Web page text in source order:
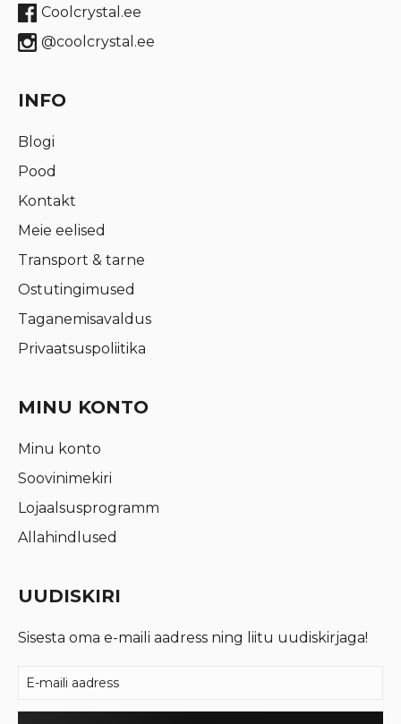
Coolcrystal.ee
@coolcrystal.ee
INFO
Blogi
Pood
Kontakt
Meie eelised
Transport & tarne
Ostutingimused
Taganemisavaldus
Privaatsuspoliitika
MINU KONTO
Minu konto
Soovinimekiri
Lojaalsusprogramm
Allahindlused
UUDISKIRI
Sisesta oma e-maili aadress ning liitu uudiskirjaga!